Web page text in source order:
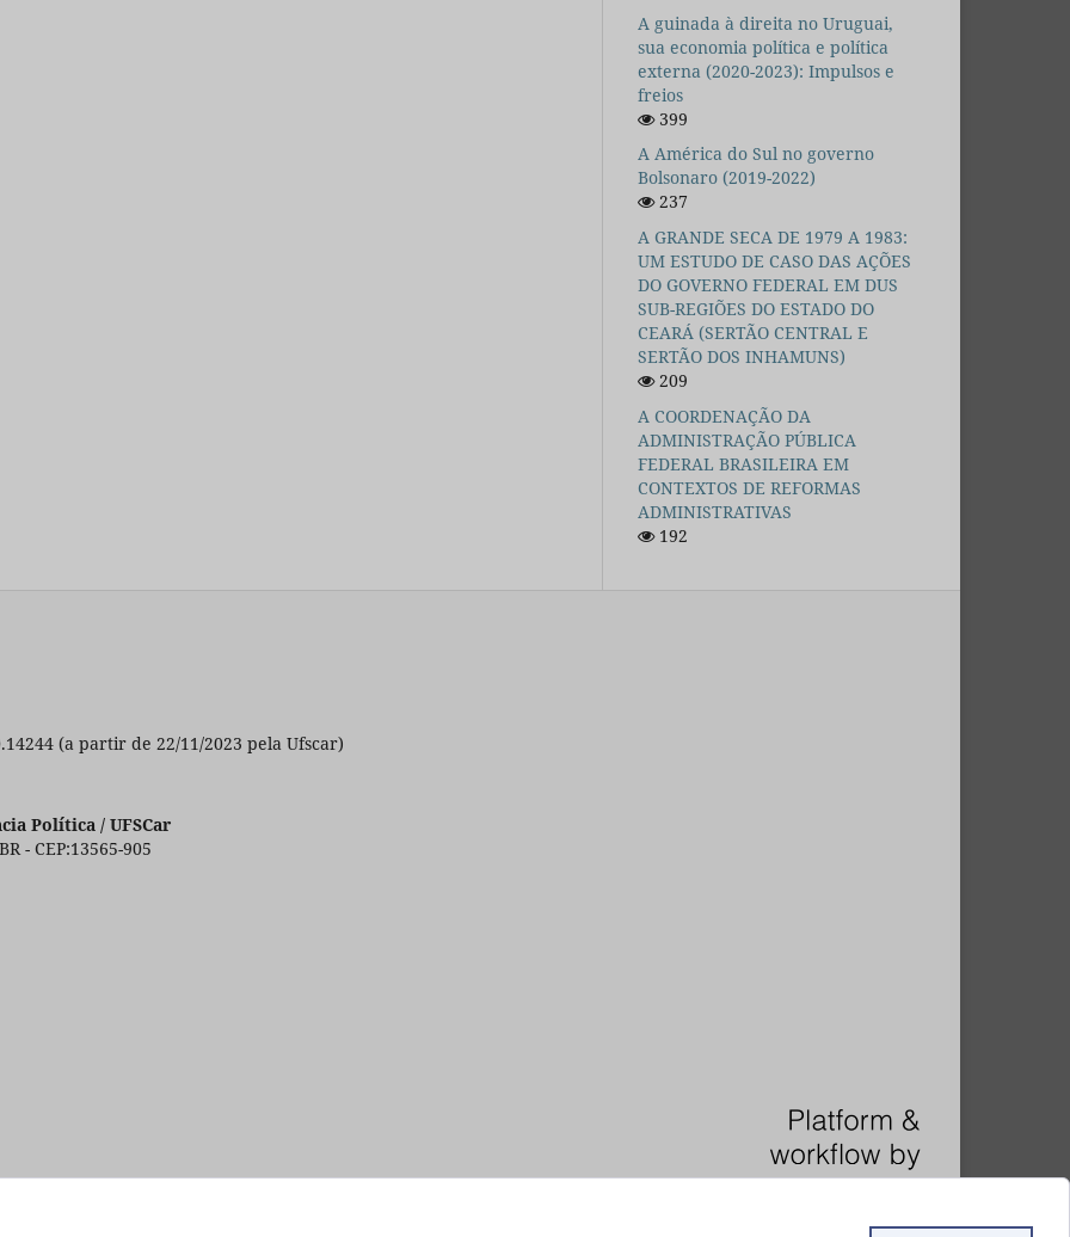
A guinada à direita no Uruguai,
sua economia política e política
externa (2020-2023): Impulsos e
freios
399
A América do Sul no governo
Bolsonaro (2019-2022)
237
A GRANDE SECA DE 1979 A 1983:
UM ESTUDO DE CASO DAS AÇÕES
DO GOVERNO FEDERAL EM DUS
SUB-REGIÕES DO ESTADO DO
CEARÁ (SERTÃO CENTRAL E
SERTÃO DOS INHAMUNS)
209
A COORDENAÇÃO DA
ADMINISTRAÇÃO PÚBLICA
FEDERAL BRASILEIRA EM
CONTEXTOS DE REFORMAS
ADMINISTRATIVAS
192
(a partir de 22/11/2023 pela Ufscar)
Política / UFSCar
- CEP:13565-905